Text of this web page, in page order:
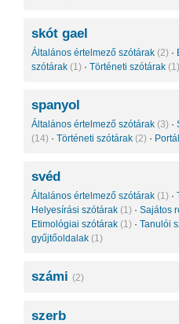
skót gael
Általános értelmező szótárak (2) ·
szótárak (1) · Történeti szótárak (1)
spanyol
Általános értelmező szótárak (3) ·
(14) · Történeti szótárak (2) ·
svéd
Általános értelmező szótárak (1) ·
Helyesírási szótárak (1) · Sajátos
Etimológiai szótárak (1) · Tanulói
gyűjtőoldalak (1)
számi (2)
szerb